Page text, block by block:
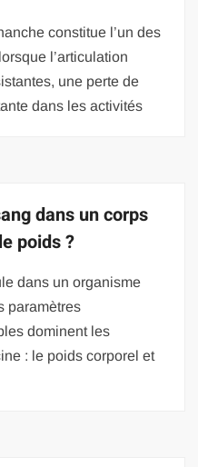
constitue l’un des
l’articulation
une perte de
dans les activités
dans un corps
poids ?
dans un organisme
paramètres
dominent les
: le poids corporel et